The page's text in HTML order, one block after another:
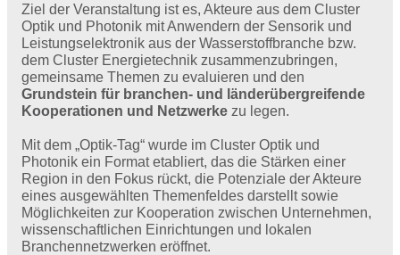
Ziel der Veranstaltung ist es, Akteure aus dem Cluster
Optik und Photonik mit Anwendern der Sensorik und
Leistungselektronik aus der Wasserstoffbranche bzw.
dem Cluster Energietechnik zusammenzubringen,
gemeinsame Themen zu evaluieren und den
Grundstein für branchen- und länderübergreifende
Kooperationen und Netzwerke zu legen.
Mit dem „Optik-Tag“ wurde im Cluster Optik und
Photonik ein Format etabliert, das die Stärken einer
Region in den Fokus rückt, die Potenziale der Akteure
eines ausgewählten Themenfeldes darstellt sowie
Möglichkeiten zur Kooperation zwischen Unternehmen,
wissenschaftlichen Einrichtungen und lokalen
Branchennetzwerken eröffnet.